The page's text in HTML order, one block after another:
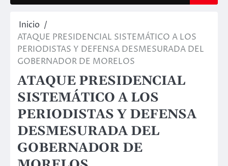
Inicio
ATAQUE PRESIDENCIAL SISTEMÁTICO A LOS
PERIODISTAS Y DEFENSA DESMESURADA DEL
GOBERNADOR DE MORELOS
ATAQUE PRESIDENCIAL
SISTEMÁTICO A LOS
PERIODISTAS Y DEFENSA
DESMESURADA DEL
GOBERNADOR DE